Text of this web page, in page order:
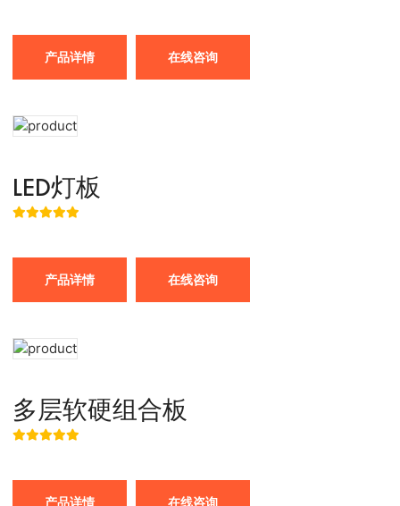
产品详情 在线咨询
LED灯板
产品详情 在线咨询
多层软硬组合板
产品详情 在线咨询